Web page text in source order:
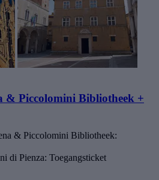
& Piccolomini Bibliotheek +
& Piccolomini Bibliotheek:
di Pienza: Toegangsticket